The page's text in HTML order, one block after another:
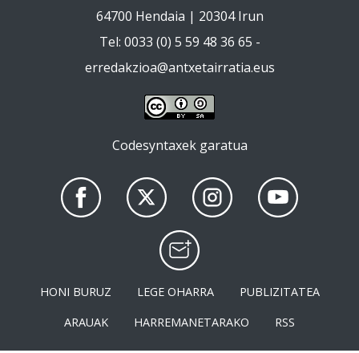
64700 Hendaia | 20304 Irun
Tel: 0033 (0) 5 59 48 36 65 -
erredakzioa@antxetairratia.eus
Codesyntaxek garatua
HONI BURUZ LEGE OHARRA
PUBLIZITATEA
ARAUAK
HARREMANETARAKO RSS